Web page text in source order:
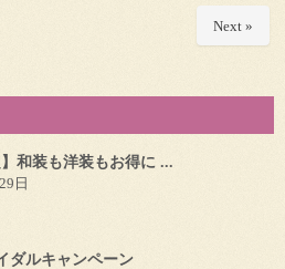
Next »
】和装も洋装もお得に ...
日
ダルキャンペーン